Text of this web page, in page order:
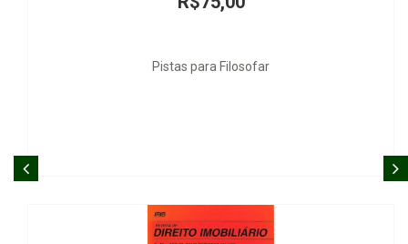
Pistas para Filosofar